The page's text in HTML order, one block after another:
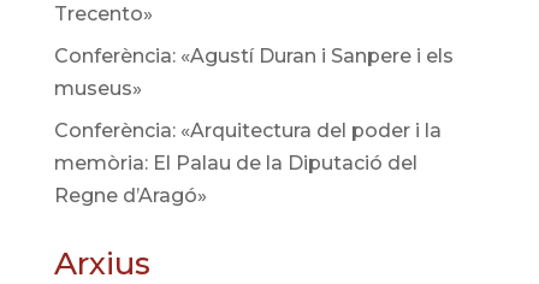
Trecento»
Conferència: «Agustí Duran i Sanpere i els
museus»
Conferència: «Arquitectura del poder i la
memòria: El Palau de la Diputació del
Regne d’Aragó»
Arxius